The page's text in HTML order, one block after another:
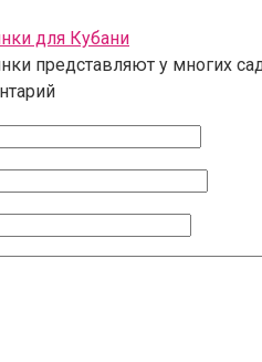
для Кубани
представляют у многих